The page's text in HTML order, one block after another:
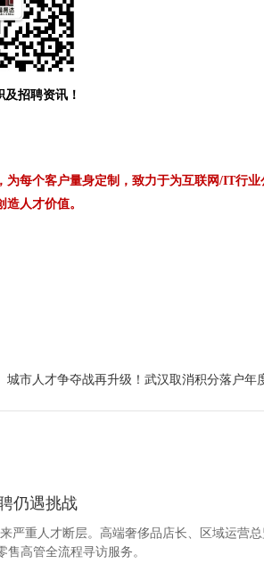
招聘资讯！
每个客户量身定制，致力于为互联网/IT行
人才价值。
城市人才争夺战再升级！武汉取消积分落户年
仍遇挑战
严重人才断层。高端奢侈品店长、区域运营
高管全流程寻访服务。